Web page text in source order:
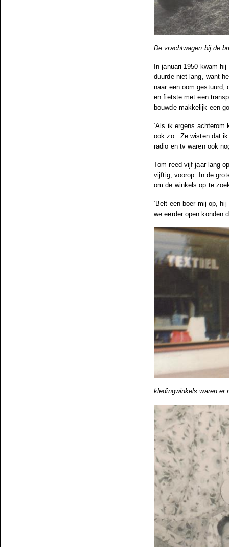
De vrachtwagen bij de
In januari 1950 kwam
duurde niet lang, want
naar een oom gestuurd,
en fietste met een
bouwde makkelijk een
‘Als ik ergens
ook zo.. Ze wisten dat
radio en tv waren ook
Tom reed vijf jaar lang
vijftig, voorop. In de
om de winkels op te
‘Belt een boer mij op,
we eerder open konden
kledingwinkels waren er